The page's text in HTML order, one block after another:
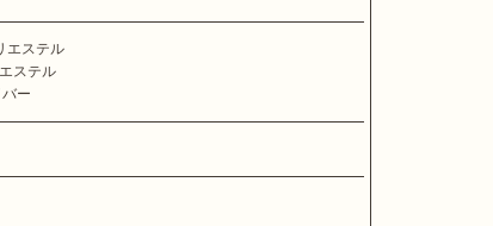
エステル
ステル
ー